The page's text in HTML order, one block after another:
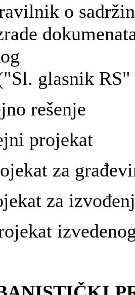
o
glasnik RS"
rešenje
projekat
za
za